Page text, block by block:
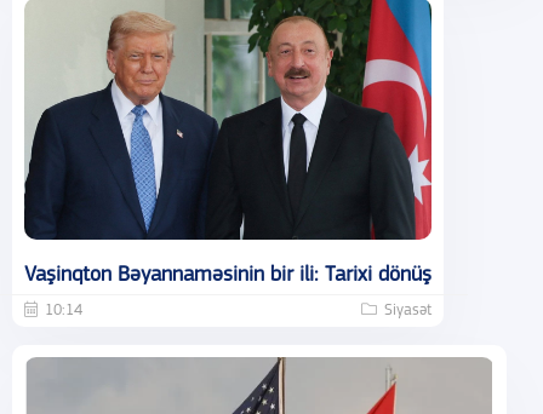
Vaşinqton Bəyannaməsinin bir ili: Tarixi dönüş
10:14 Siyasət